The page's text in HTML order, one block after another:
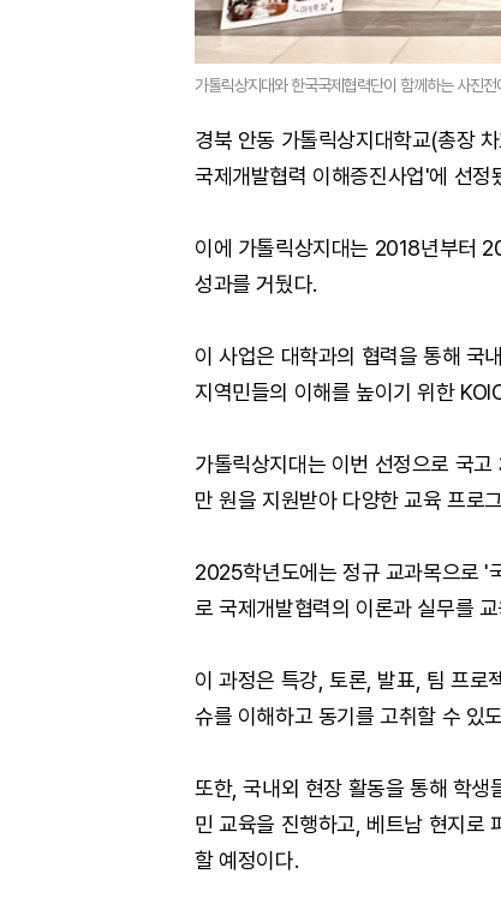
가톨릭상지대와 한국국제협력단이 함께하는 사진
경북 안동 가톨릭상지대학교(총장
국제개발협력 이해증진사업'에 선정
이에 가톨릭상지대는 2018년부터
성과를 거뒀다.
이 사업은 대학과의 협력을 통해 국
지역민들의 이해를 높이기 위한
가톨릭상지대는 이번 선정으로 국
만 원을 지원받아 다양한 교육 프로
2025학년도에는 정규 교과목으로 '
로 국제개발협력의 이론과 실무를
이 과정은 특강, 토론, 발표, 팀 프로
슈를 이해하고 동기를 고취할 수 있
또한, 국내외 현장 활동을 통해 학생
민 교육을 진행하고, 베트남 현지로
할 예정이다.